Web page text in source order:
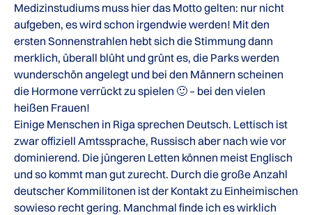
Medizinstudiums muss hier das Motto gelten: nur nicht
aufgeben, es wird schon irgendwie werden! Mit den
ersten Sonnenstrahlen hebt sich die Stimmung dann
merklich, überall blüht und grünt es, die Parks werden
wunderschön angelegt und bei den Männern scheinen
die Hormone verrückt zu spielen 🙂 – bei den vielen
heißen Frauen!
Einige Menschen in Riga sprechen Deutsch. Lettisch ist
zwar offiziell Amtssprache, Russisch aber nach wie vor
dominierend. Die jüngeren Letten können meist Englisch
und so kommt man gut zurecht. Durch die große Anzahl
deutscher Kommilitonen ist der Kontakt zu Einheimischen
sowieso recht gering. Manchmal finde ich es wirklich